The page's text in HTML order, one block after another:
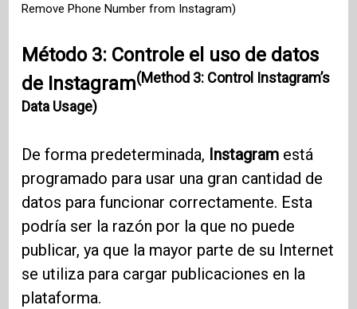
Remove Phone Number from Instagram)
Método 3: Controle el uso de datos
de Instagram(Method 3: Control Instagram’s
Data Usage)
De forma predeterminada, Instagram está
programado para usar una gran cantidad de
datos para funcionar correctamente. Esta
podría ser la razón por la que no puede
publicar, ya que la mayor parte de su Internet
se utiliza para cargar publicaciones en la
plataforma.